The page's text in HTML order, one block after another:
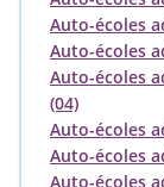
Auto-écoles
Auto-écoles
Auto-écoles
(04)
Auto-écoles
Auto-écoles
Auto-écoles